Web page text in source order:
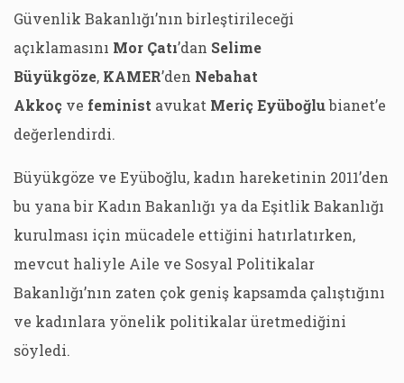
Güvenlik Bakanlığı’nın birleştirileceği
açıklamasını Mor Çatı’dan Selime
Büyükgöze, KAMER’den Nebahat
Akkoç ve feminist avukat Meriç Eyüboğlubianet’e
değerlendirdi.
Büyükgöze ve Eyüboğlu, kadın hareketinin 2011’den
bu yana bir Kadın Bakanlığı ya da Eşitlik Bakanlığı
kurulması için mücadele ettiğini hatırlatırken,
mevcut haliyle Aile ve Sosyal Politikalar
Bakanlığı’nın zaten çok geniş kapsamda çalıştığını
ve kadınlara yönelik politikalar üretmediğini
söyledi.